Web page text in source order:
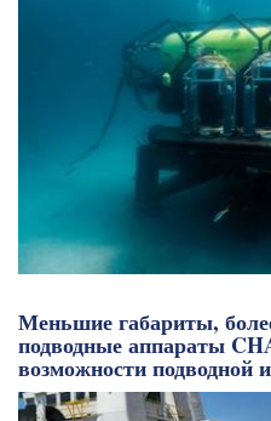
Меньшие габариты,
подводные аппараты
возможности подводной